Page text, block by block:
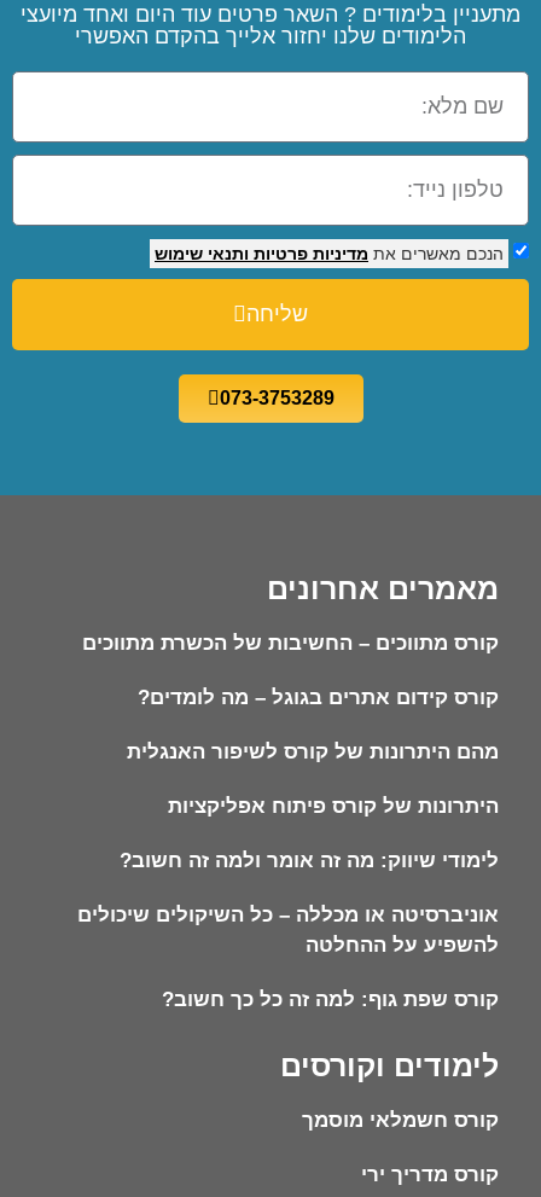
מתעניין בלימודים ? השאר פרטים עוד היום ואחד מיועצי
הלימודים שלנו יחזור אלייך בהקדם האפשרי
הנכם מאשרים את מדיניות פרטיות ותנאי שימוש
שליחה
073-3753289
לימודים וקורסים
קורס חשמלאי מוסמך
קורס מדריך ירי
מאמרים אחרונים
קורס מתווכים – החשיבות של הכשרת מתווכים
קורס קידום אתרים בגוגל – מה לומדים?
מהם היתרונות של קורס לשיפור האנגלית
היתרונות של קורס פיתוח אפליקציות
לימודי שיווק: מה זה אומר ולמה זה חשוב?
אוניברסיטה או מכללה – כל השיקולים שיכולים
להשפיע על ההחלטה
קורס שפת גוף: למה זה כל כך חשוב?